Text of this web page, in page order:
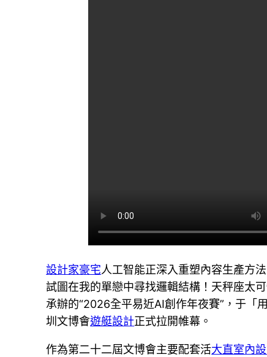
設計家豪宅人工智能正深入重塑內容生產方
試圖在我的單戀中尋找邏輯結構！天秤座太
承辦的“2026全平易近AI創作年夜賽”，于「
圳文博會遊艇設計正式拉開帷幕。
作為第二十二屆文博會主要配套活大直室內